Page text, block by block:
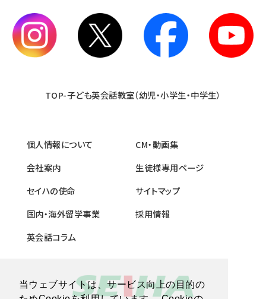
当ウェブサイトは、サービス向上の目的の
TOP-子ども英会話教室（幼児・小学生・中学生）
個人情報について
会社案内
セイハの使命
国内・海外留学事業
英会話コラム
CM・動画集
生徒様専用ページ
サイトマップ
採用情報